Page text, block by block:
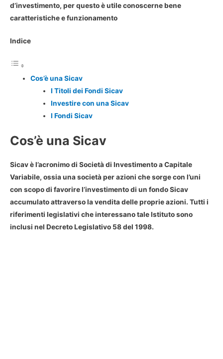
d’investimento, per questo è utile conoscerne bene
caratteristiche e funzionamento
Indice
Cos’è una Sicav
I Titoli dei Fondi Sicav
Investire con una Sicav
I Fondi Sicav
Cos’è una Sicav
Sicav è l’acronimo di Società di Investimento a Capitale
Variabile, ossia una società per azioni che sorge con l’uni
con scopo di favorire l’investimento di un fondo Sicav
accumulato attraverso la vendita delle proprie azioni. Tutti i
riferimenti legislativi che interessano tale Istituto sono
inclusi nel Decreto Legislativo 58 del 1998.